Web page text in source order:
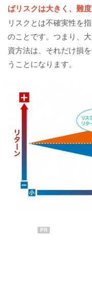
ばリスクは大きく、難
リスクとは不確実性を
のことです。つまり、
資方法は、それだけ損
うことになります。
PR